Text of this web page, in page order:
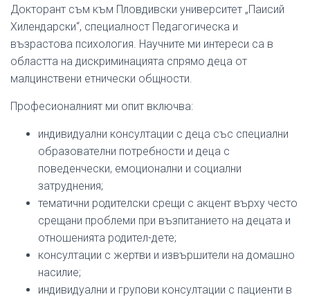
Докторант съм към Пловдивски университет „Паисий
Хилендарски“, специалност Педагогическа и
възрастова психология. Научните ми интереси са в
областта на дискриминацията спрямо деца от
малцинствени етнически общности.
Професионалният ми опит включва:
индивидуални консултации с деца със специални
образователни потребности и деца с
поведенчески, емоционални и социални
затруднения;
тематични родителски срещи с акцент върху често
срещани проблеми при възпитанието на децата и
отношенията родител-дете;
консултации с жертви и извършители на домашно
насилие;
индивидуални и групови консултации с пациенти в